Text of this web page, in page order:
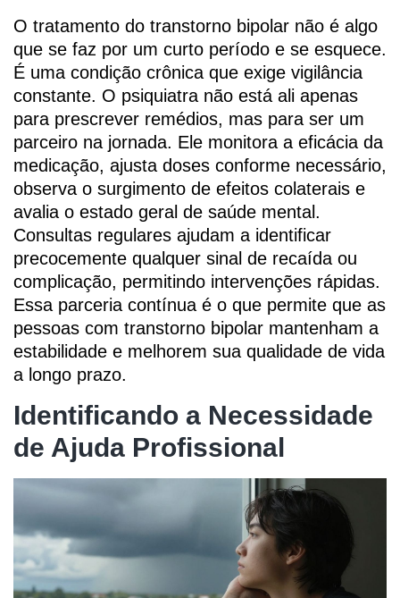
O tratamento do transtorno bipolar não é algo
que se faz por um curto período e se esquece.
É uma condição crônica que exige vigilância
constante. O psiquiatra não está ali apenas
para prescrever remédios, mas para ser um
parceiro na jornada. Ele monitora a eficácia da
medicação, ajusta doses conforme necessário,
observa o surgimento de efeitos colaterais e
avalia o estado geral de saúde mental.
Consultas regulares ajudam a identificar
precocemente qualquer sinal de recaída ou
complicação, permitindo intervenções rápidas.
Essa parceria contínua é o que permite que as
pessoas com transtorno bipolar mantenham a
estabilidade e melhorem sua qualidade de vida
a longo prazo.
Identificando a Necessidade
de Ajuda Profissional